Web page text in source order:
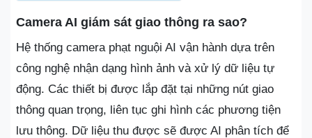
Camera AI giám sát giao thông ra sao?
Hệ thống camera phạt nguội AI vận hành dựa trên
công nghệ nhận dạng hình ảnh và xử lý dữ liệu tự
động. Các thiết bị được lắp đặt tại những nút giao
thông quan trọng, liên tục ghi hình các phương tiện
lưu thông. Dữ liệu thu được sẽ được AI phân tích để